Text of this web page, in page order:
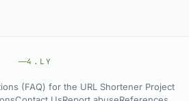
4.LY
(FAQ) for the URL Shortener Project